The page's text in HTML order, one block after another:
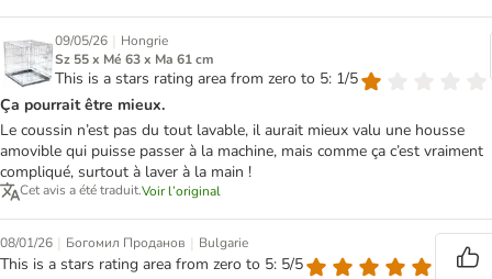
09/05/26 | Hongrie
Sz 55 x Mé 63 x Ma 61 cm
This is a stars rating area from zero to 5: 1/5
Ça pourrait être mieux.
Le coussin n’est pas du tout lavable, il aurait mieux valu une housse
amovible qui puisse passer à la machine, mais comme ça c’est vraiment
compliqué, surtout à laver à la main !
Cet avis a été traduit.Voir l’original
08/01/26 | Богомил Проданов | Bulgarie
This is a stars rating area from zero to 5: 5/5